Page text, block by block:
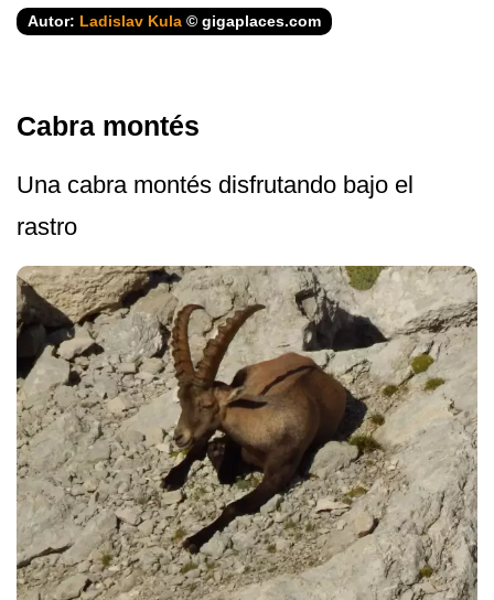
Autor: Ladislav Kula © gigaplaces.com
Cabra montés
Una cabra montés disfrutando bajo el
rastro